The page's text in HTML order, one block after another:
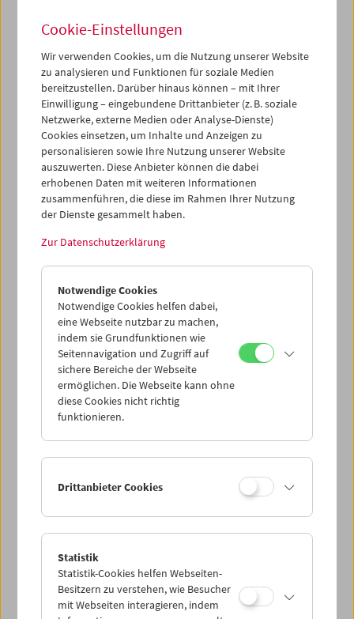
Befreiung! Neuanfang?
Leben nach dem
Konzentrationslager
16. Februar 2025
Alliierten 1944/45 markiert einen Schlüsselmoment in der
Geschichte des 20. Jahrhunderts. 80 Jahre danach
widmen sich die KZ-Gedenkstätte Mauthausen und das
Österreichische Filmmuseum in einer gemeinsamen
Filmreihe bei freiem Eintritt mit Einführungen diesem
historischen Ereignis und seinen Nachwirkungen. Was
bedeutete der Neuanfang nach dem Grauen der
Massenvernichtung? Anhand von fünf
außergewöhnlichen Filmen wird diese Frage von Februar
bis Juni 2025 exemplarisch untersucht, in ihrer
gesellschaftlichen wie individuellen Dimension. Zur
Stunde der Wahrheit)
von Henri Calef (1965). (Christoph
Huber)
In Kooperation mit der KZ-Gedenkstätte Mauthausen
Zusätzliche Materialien
2025 - Befreiung! Neuanfang?
Cookie-Einstellungen
Wir verwenden Cookies, um die Nutzung unserer Website
zu analysieren und Funktionen für soziale Medien
bereitzustellen. Darüber hinaus können – mit Ihrer
Einwilligung – eingebundene Drittanbieter (z. B. soziale
Netzwerke, externe Medien oder Analyse-Dienste)
Cookies einsetzen, um Inhalte und Anzeigen zu
personalisieren sowie Ihre Nutzung unserer Website
auszuwerten. Diese Anbieter können die dabei
erhobenen Daten mit weiteren Informationen
zusammenführen, die diese im Rahmen Ihrer Nutzung
der Dienste gesammelt haben.
Zur Datenschutzerklärung
Notwendige Cookies
Notwendige Cookies helfen dabei,
eine Webseite nutzbar zu machen,
indem sie Grundfunktionen wie
Seitennavigation und Zugriff auf
sichere Bereiche der Webseite
ermöglichen. Die Webseite kann ohne
diese Cookies nicht richtig
funktionieren.
Drittanbieter Cookies
Statistik
Statistik-Cookies helfen Webseiten-
Besitzern zu verstehen, wie Besucher
mit Webseiten interagieren, indem